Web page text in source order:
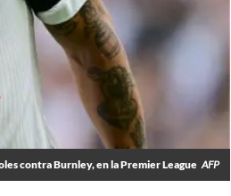
contra Burnley, en la Premier League AFP